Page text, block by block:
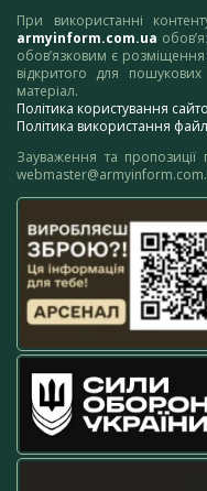
При використанні
armyinform.com.ua
обов’язковим є
відкритого для
матеріал.
Політика користування
Політика використання
Зауваження та